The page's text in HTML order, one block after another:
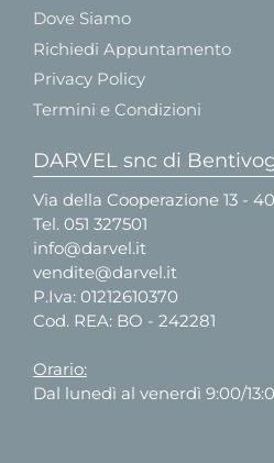
Dove Siamo
Richiedi Appuntamento
Privacy Policy
Termini e Condizioni
DARVEL snc di
Via della Cooperazione 13 -
Tel. 051 327501
info@darvel.it
vendite@darvel.it
P.Iva: 01212610370
Cod. REA: BO - 242281
Orario:
Dal lunedì al venerdì 9:00/